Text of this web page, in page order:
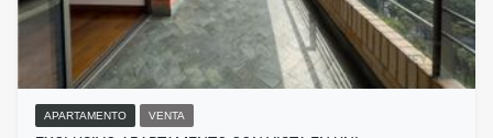
APARTAMENTO VENTA